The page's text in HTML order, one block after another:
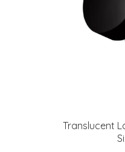
Translucent